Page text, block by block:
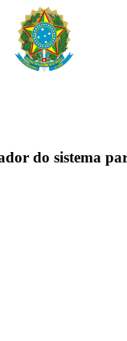
do sistema